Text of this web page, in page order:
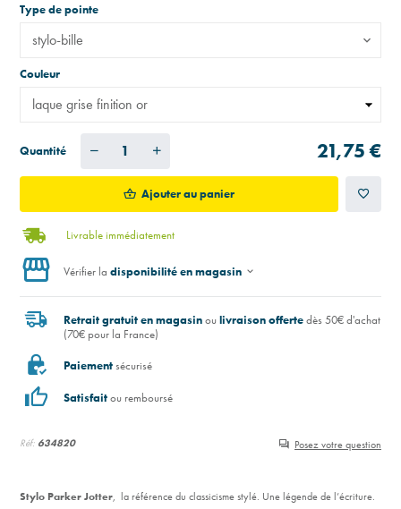
Réf: 634820 Posez votre question
Stylo Parker Jotter, la référence du classicisme stylé. Une légende de l’écriture.
Type de pointe
stylo-bille
Couleur
Quantité 21,75 €
Ajouter au panier
Livrable immédiatement
Vérifier la disponibilité en magasin
Retrait gratuit en magasinoulivraison offertedès 50€ d'achat
(70€ pour la France)
Paiementsécurisé
Satisfaitou remboursé